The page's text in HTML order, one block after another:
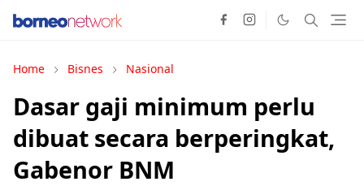
Home Bisnes Nasional
Dasar gaji minimum perlu
dibuat secara berperingkat,
Gabenor BNM